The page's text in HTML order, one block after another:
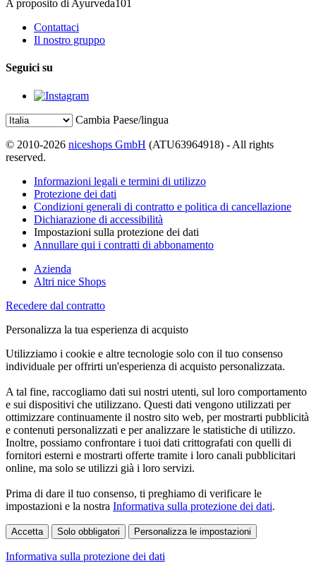
A proposito di Ayurveda101
Contattaci
Il nostro gruppo
Seguici su
Cambia Paese/lingua
© 2010-2026 niceshops GmbH (ATU63964918) - All rights
reserved.
Informazioni legali e termini di utilizzo
Protezione dei dati
Condizioni generali di contratto e politica di cancellazione
Dichiarazione di accessibilità
Impostazioni sulla protezione dei dati
Annullare qui i contratti di abbonamento
Azienda
Altri nice Shops
Recedere dal contratto
Personalizza la tua esperienza di acquisto
Utilizziamo i cookie e altre tecnologie solo con il tuo consenso
individuale per offrirti un'esperienza di acquisto personalizzata.
A tal fine, raccogliamo dati sui nostri utenti, sul loro comportamento
e sui dispositivi che utilizzano. Questi dati vengono utilizzati per
ottimizzare continuamente il nostro sito web, per mostrarti pubblicità
e contenuti personalizzati e per analizzare le statistiche di utilizzo.
Inoltre, possiamo confrontare i tuoi dati crittografati con quelli di
fornitori esterni e mostrarti offerte tramite i loro canali pubblicitari
online, ma solo se utilizzi già i loro servizi.
Prima di dare il tuo consenso, ti preghiamo di verificare le
impostazioni e la nostra Informativa sulla protezione dei dati.
Accetta Solo obbligatori Personalizza le impostazioni
Informativa sulla protezione dei dati